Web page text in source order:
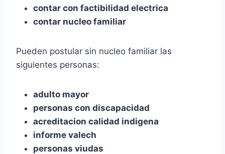
contar con factibilidad electrica
contar nucleo familiar
Pueden postular sin nucleo familiar las
siguientes personas:
adulto mayor
personas con discapacidad
acreditacion calidad indigena
informe valech
personas viudas